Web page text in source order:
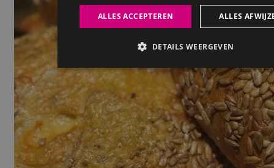
ALLES ACCEPTEREN ALLES
DETAILS WEERGEVEN
Strikt noodzakelijk Prestatie Targeting
Strikt noodzakelijke cookies maken de kernfunctionaliteiten
website mogelijk, zoals gebruikersaanmelding en
website kan niet goed worden gebruikt zonder de strikt
cookies.
Naam
Aanbieder / Domein